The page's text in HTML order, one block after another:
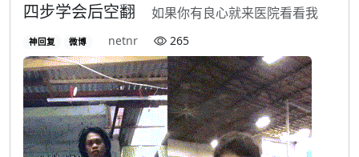
四步学会后空翻 如果你有良心就来医院看看我
神回复 微博 netnr 265